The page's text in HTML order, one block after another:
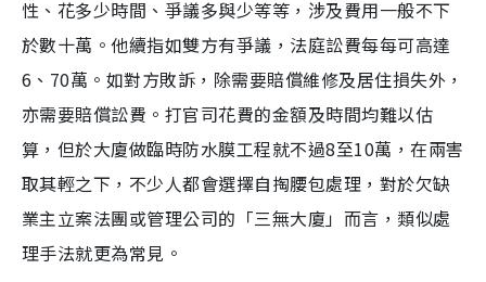
性、花多少時間、爭議多與少等等，涉及費用一般不下
於數十萬。他續指如雙方有爭議，法庭訟費每每可高達
6、70萬。如對方敗訴，除需要賠償維修及居住損失外，
亦需要賠償訟費。打官司花費的金額及時間均難以估
算，但於大廈做臨時防水膜工程就不過8至10萬，在兩害
取其輕之下，不少人都會選擇自掏腰包處理，對於欠缺
業主立案法團或管理公司的「三無大廈」而言，類似處
理手法就更為常見。